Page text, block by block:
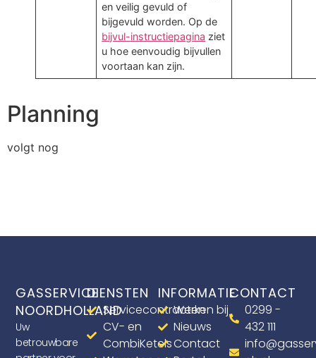
en veilig gevuld of
bijgevuld worden. Op de
bijvul-instructiepagina ziet
u hoe eenvoudig bijvullen
voortaan kan zijn.
Planning
volgt nog
GASSERVICE
NOORDHOLLAND
Uw
betrouwbare
DIENSTEN
Servicecontracten
CV- en
CombiKetels
INFORMATIE
Werken bij
Nieuws
Contact
CONTACT
0299 -
432 111